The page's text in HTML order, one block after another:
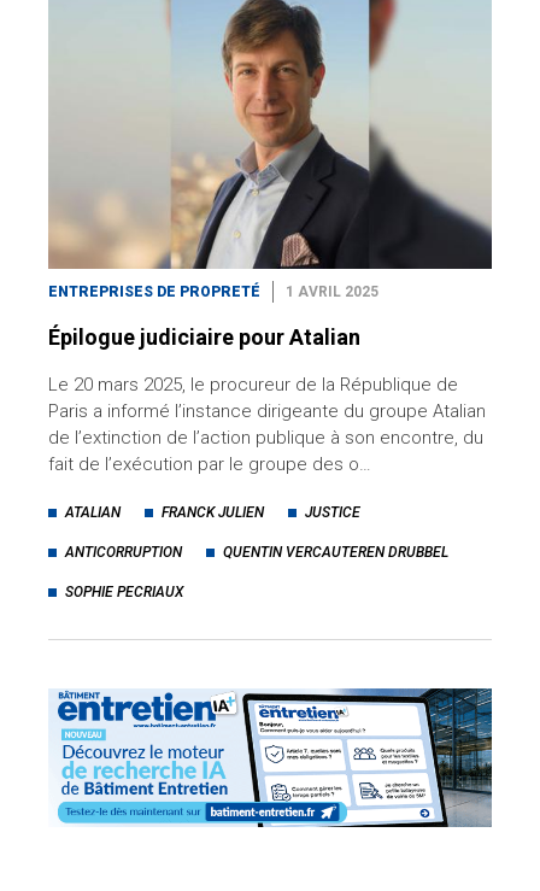
ENTREPRISES DE PROPRETÉ 1 AVRIL 2025
Épilogue judiciaire pour Atalian
Le 20 mars 2025, le procureur de la République de
Paris a informé l’instance dirigeante du groupe Atalian
de l’extinction de l’action publique à son encontre, du
fait de l’exécution par le groupe des o…
ATALIAN FRANCK JULIEN JUSTICE
ANTICORRUPTION QUENTIN VERCAUTEREN DRUBBEL
SOPHIE PECRIAUX